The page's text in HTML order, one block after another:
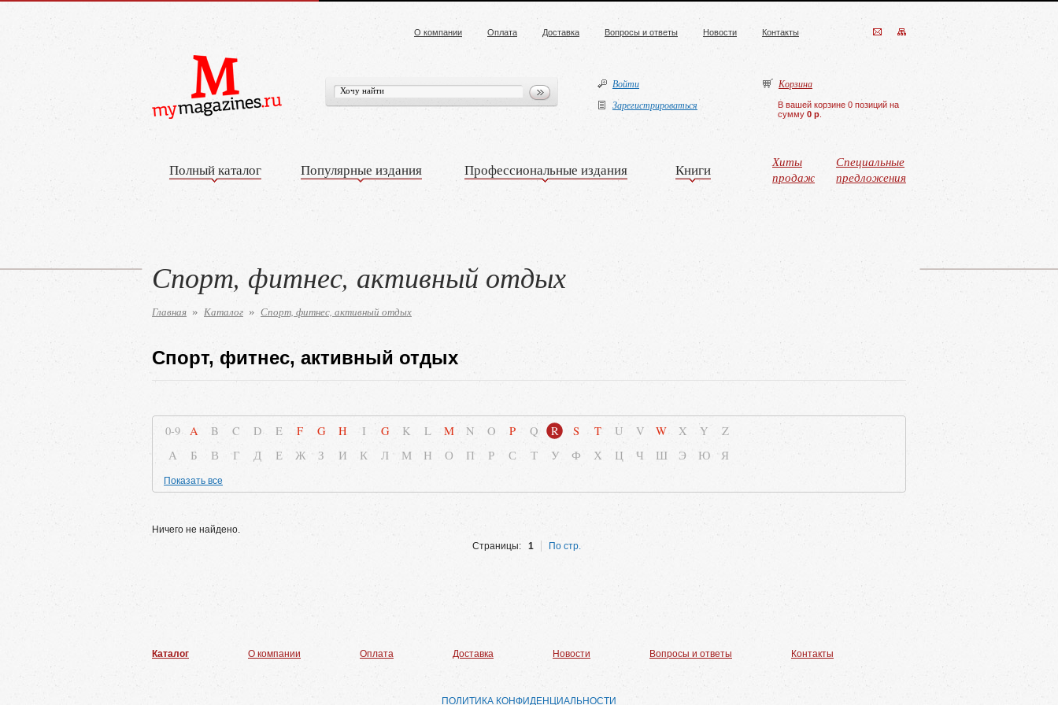
О компании Оплата Доставка Вопросы и ответы Новости Контакты
Войти
Зарегистрироваться
Корзина
В вашей корзине 0 позиций на
сумму 0 р
Полный каталог Популярные издания Профессиональные издания Книги
Хиты
продаж
Специальные
предложения
Спорт, фитнес, активный отдых
Главная » Каталог » Спорт, фитнес, активный отдых
Спорт, фитнес, активный отдых
0-9 A B C D E F G H I G K L M N O P Q R S T U V W X Y
Z
А
Б В Г Д Е Ж З И К Л М Н О П Р С Т У Ф Х Ц Ч Ш Э Ю Я
Показать все
Ничего не найдено.
Страницы:
1 По стр.
Каталог О компании Оплата Доставка Новости Вопросы и ответы Контакты
ПОЛИТИКА КОНФИДЕНЦИАЛЬНОСТИ